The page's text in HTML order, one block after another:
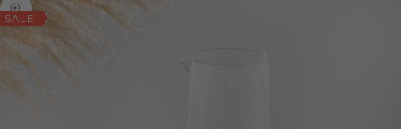
Bild vergrößern
SALE